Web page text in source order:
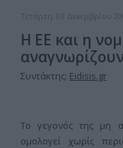
Τετάρτη, 03 Δεκεμβρίου
Η ΕΕ και η
Συντάκτης: Eidisis.gr
Το γεγονός της μη
ομολογεί χωρίς